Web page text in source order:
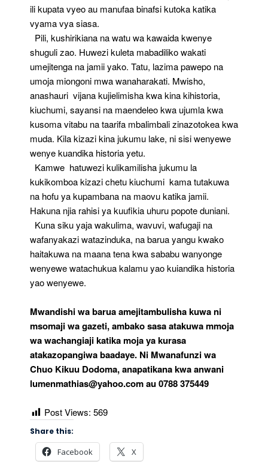
ili kupata vyeo au manufaa binafsi kutoka katika
vyama vya siasa.
Pili, kushirikiana na watu wa kawaida kwenye
shuguli zao. Huwezi kuleta mabadiliko wakati
umejitenga na jamii yako. Tatu, lazima pawepo na
umoja miongoni mwa wanaharakati. Mwisho,
anashauri vijana kujielimisha kwa kina kihistoria,
kiuchumi, sayansi na maendeleo kwa ujumla kwa
kusoma vitabu na taarifa mbalimbali zinazotokea kwa
muda. Kila kizazi kina jukumu lake, ni sisi wenyewe
wenye kuandika historia yetu.
Kamwe hatuwezi kulikamilisha jukumu la
kukikomboa kizazi chetu kiuchumi kama tutakuwa
na hofu ya kupambana na maovu katika jamii.
Hakuna njia rahisi ya kuufikia uhuru popote duniani.
Kuna siku yaja wakulima, wavuvi, wafugaji na
wafanyakazi watazinduka, na barua yangu kwako
haitakuwa na maana tena kwa sababu wanyonge
wenyewe watachukua kalamu yao kuiandika historia
yao wenyewe.
Mwandishi wa barua amejitambulisha kuwa ni
msomaji wa gazeti, ambako sasa atakuwa mmoja
wa wachangiaji katika moja ya kurasa
atakazopangiwa baadaye. Ni Mwanafunzi wa
Chuo Kikuu Dodoma, anapatikana kwa anwani
lumenmathias@yahoo.comau 0788 375449
Post Views: 569
Share this:
Facebook X